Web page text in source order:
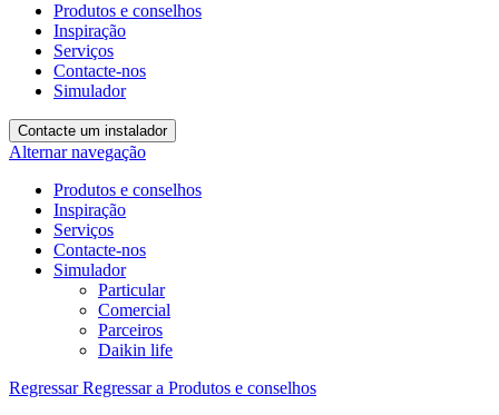
Produtos e conselhos
Inspiração
Serviços
Contacte-nos
Simulador
Contacte um instalador
Alternar navegação
Produtos e conselhos
Inspiração
Serviços
Contacte-nos
Simulador
Particular
Comercial
Parceiros
Daikin life
Regressar Regressar a Produtos e conselhos